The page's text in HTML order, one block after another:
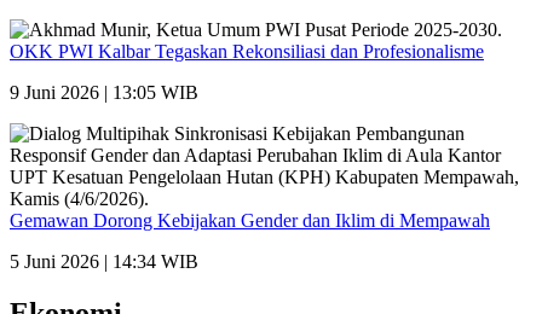
OKK PWI Kalbar Tegaskan Rekonsiliasi dan Profesionalisme
9 Juni 2026 | 13:05 WIB
Gemawan Dorong Kebijakan Gender dan Iklim di Mempawah
5 Juni 2026 | 14:34 WIB